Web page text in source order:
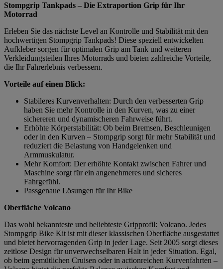
Stompgrip Tankpads – Die Extraportion Grip für Ihr
Motorrad
Erleben Sie das nächste Level an Kontrolle und Stabilität mit den
hochwertigen Stompgrip Tankpads! Diese speziell entwickelten
Aufkleber sorgen für optimalen Grip am Tank und weiteren
Verkleidungsteilen Ihres Motorrads und bieten zahlreiche Vorteile,
die Ihr Fahrerlebnis verbessern.
Vorteile auf einen Blick:
Stabileres Kurvenverhalten: Durch den verbesserten Grip
haben Sie mehr Kontrolle in den Kurven, was zu einer
sichereren und dynamischeren Fahrweise führt.
Erhöhte Körperstabilität: Ob beim Bremsen, Beschleunigen
oder in den Kurven – Stompgrip sorgt für mehr Stabilität und
reduziert die Belastung von Handgelenken und
Armmuskulatur.
Mehr Komfort: Der erhöhte Kontakt zwischen Fahrer und
Maschine sorgt für ein angenehmeres und sicheres
Fahrgefühl.
Passgenaue Lösungen für Ihr Bike
Oberfläche Volcano
Das wohl bekannteste und beliebteste Gripprofil: Volcano. Jedes
Stompgrip Bike Kit ist mit dieser klassischen Oberfläche ausgestattet
und bietet hervorragenden Grip in jeder Lage. Seit 2005 sorgt dieses
zeitlose Design für unverwechselbaren Halt in jeder Situation. Egal,
ob beim gemütlichen Cruisen oder in actionreichen Kurvenfahrten –